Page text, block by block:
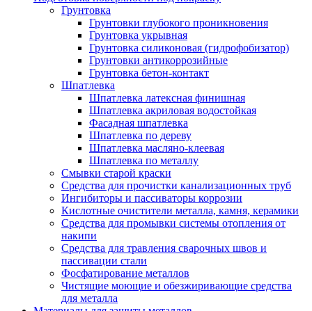
Грунтовка
Грунтовки глубокого проникновения
Грунтовка укрывная
Грунтовка силиконовая (гидрофобизатор)
Грунтовки антикоррозийные
Грунтовка бетон-контакт
Шпатлевка
Шпатлевка латексная финишная
Шпатлевка акриловая водостойкая
Фасадная шпатлевка
Шпатлевка по дереву
Шпатлевка масляно-клеевая
Шпатлевка по металлу
Смывки старой краски
Средства для прочистки канализационных труб
Ингибиторы и пассиваторы коррозии
Кислотные очистители металла, камня, керамики
Средства для промывки системы отопления от
накипи
Средства для травления сварочных швов и
пассивации стали
Фосфатирование металлов
Чистящие моющие и обезжиривающие средства
для металла